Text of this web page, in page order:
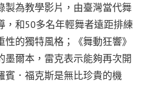
製為教學影片，由臺灣當代舞
，和50多名年輕舞者遠距排練
的獨特風格；《舞動狂響》
墨爾本，雷克表示能夠再次開
賓．福克斯是無比珍貴的機